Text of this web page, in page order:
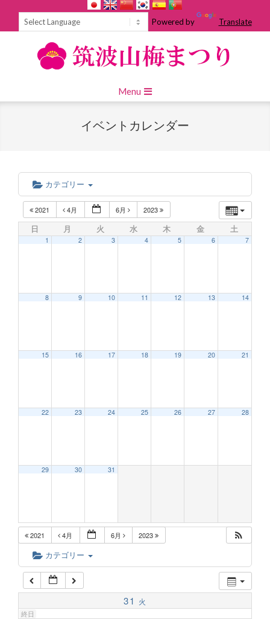
Powered by Translate
Navigation
Menu
イベントカレンダー
カテゴリー
2021 4月 6月 2023
日 月 火 水 木 金 土
1 2 3 4 5 6 7
8 9 10 11 12 13 14
15 16 17 18 19 20 21
22 23 24 25 26 27 28
29 30 31
2021 4月 6月 2023
カテゴリー
31 火
終日
2:00 AM
6:00 AM
7:00 AM